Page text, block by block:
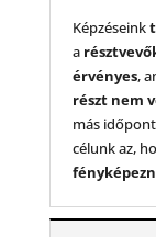
Képzéseink
a
érvényes,
részt nem
más
célunk az,